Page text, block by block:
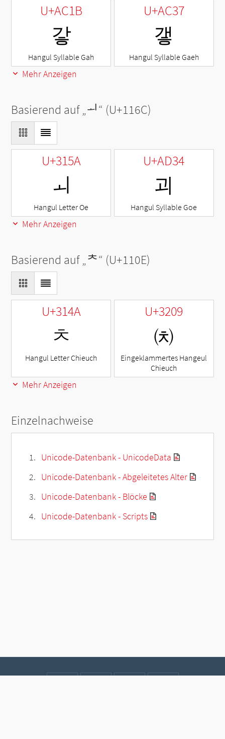
U+AC1B
갛
Hangul Syllable Gah
U+AC37
갷
Hangul Syllable Gaeh
Mehr Anzeigen
Basierend auf „ᅬ“ (U+116C)
U+315A
ㅚ
Hangul Letter Oe
U+AD34
괴
Hangul Syllable Goe
Mehr Anzeigen
Basierend auf „ᄎ“ (U+110E)
U+314A
ㅊ
Hangul Letter Chieuch
U+3209
㈉
Eingeklammertes Hangeul
Chieuch
Mehr Anzeigen
Einzelnachweise
Unicode-Datenbank - UnicodeData
Unicode-Datenbank - Abgeleitetes Alter
Unicode-Datenbank - Blöcke
Unicode-Datenbank - Scripts